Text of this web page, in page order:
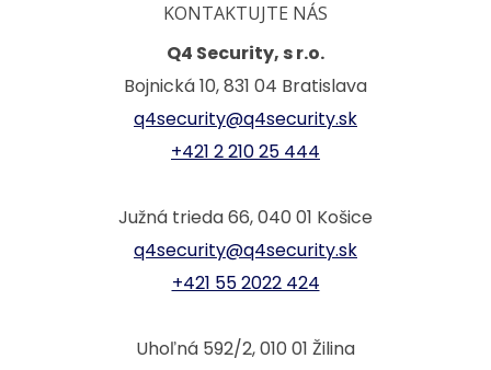
KONTAKTUJTE NÁS
Q4 Security, s r.o.
Bojnická 10, 831 04 Bratislava
q4security@q4security.sk
+421 2 210 25 444
Južná trieda 66, 040 01 Košice
q4security@q4security.sk
+421 55 2022 424
Uhoľná 592/2, 010 01 Žilina